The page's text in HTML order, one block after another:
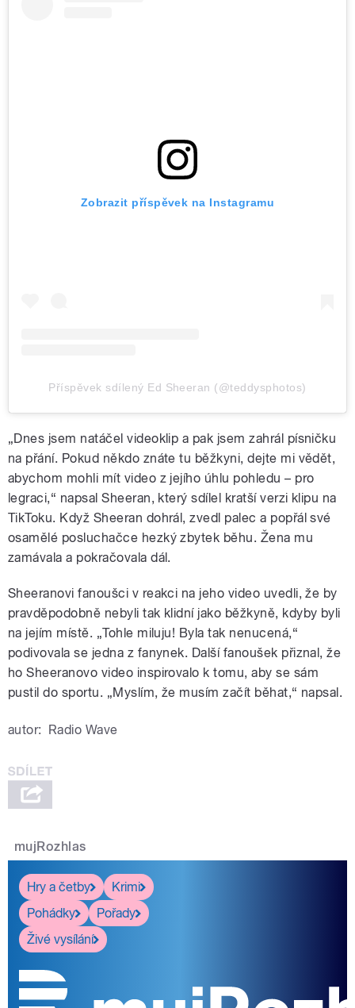
Zobrazit příspěvek na Instagramu
Příspěvek sdílený Ed Sheeran (@teddysphotos)
„Dnes jsem natáčel videoklip a pak jsem zahrál písničku
na přání. Pokud někdo znáte tu běžkyni, dejte mi vědět,
abychom mohli mít video z jejího úhlu pohledu – pro
legraci,“ napsal Sheeran, který sdílel kratší verzi klipu na
TikToku. Když Sheeran dohrál, zvedl palec a popřál své
osamělé posluchačce hezký zbytek běhu. Žena mu
zamávala a pokračovala dál.
Sheeranovi fanoušci v reakci na jeho video uvedli, že by
pravděpodobně nebyli tak klidní jako běžkyně, kdyby byli
na jejím místě. „Tohle miluju! Byla tak nenucená,“
podivovala se jedna z fanynek. Další fanoušek přiznal, že
ho Sheeranovo video inspirovalo k tomu, aby se sám
pustil do sportu. „Myslím, že musím začít běhat,“ napsal.
autor: Radio Wave
mujRozhlas
Hry a četby
Krimi
Pohádky
Pořady
Živé vysílání